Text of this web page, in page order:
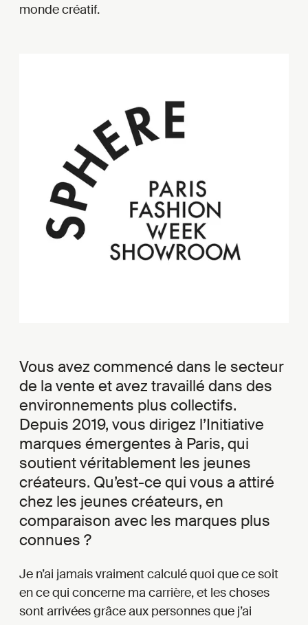
monde créatif.
Vous avez commencé dans le secteur
de la vente et avez travaillé dans des
environnements plus collectifs.
Depuis 2019, vous dirigez l’Initiative
marques émergentes à Paris, qui
soutient véritablement les jeunes
créateurs. Qu’est-ce qui vous a attiré
chez les jeunes créateurs, en
comparaison avec les marques plus
connues ?
Je n’ai jamais vraiment calculé quoi que ce soit
en ce qui concerne ma carrière, et les choses
sont arrivées grâce aux personnes que j’ai